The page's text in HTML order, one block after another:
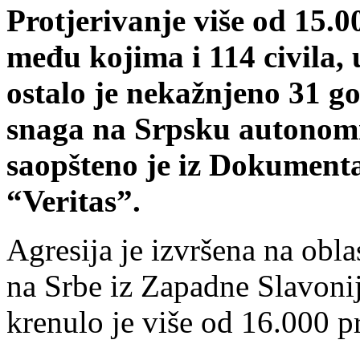
Protjerivanje više od
među kojima i 114
ostalo je nekažnjeno 31
snaga na Srpsku
saopšteno je iz
“Veritas”.
Agresija je izvršena na
na Srbe iz Zapadne
krenulo je više od 16.000